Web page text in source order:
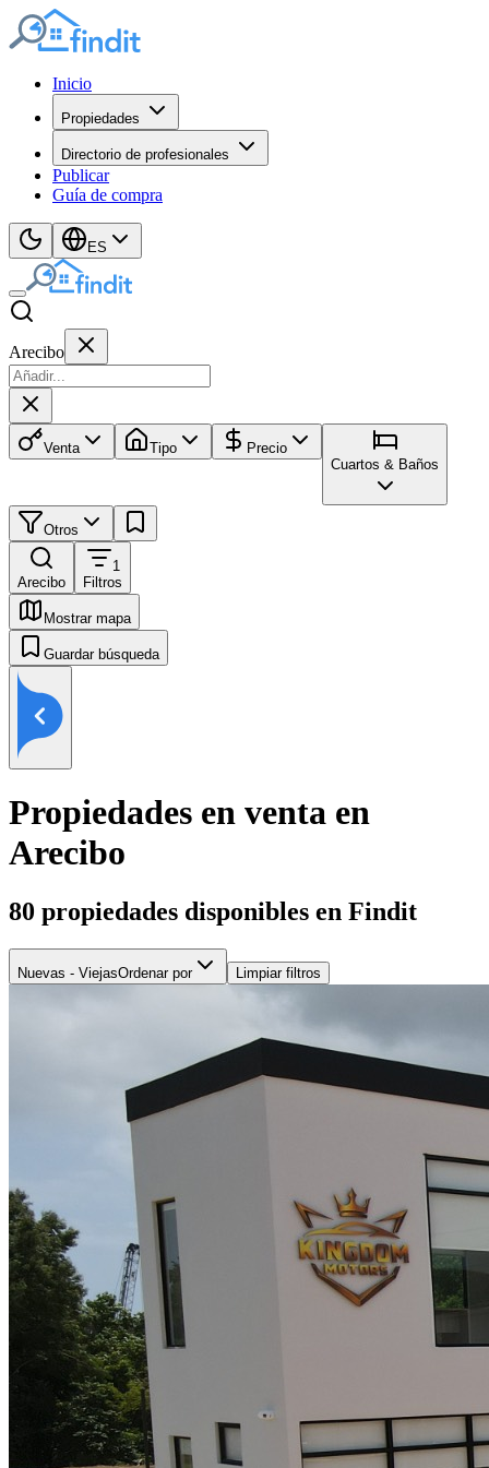
Inicio
Propiedades
Directorio de profesionales
Publicar
Guía de compra
ES
Arecibo
Venta Tipo
Precio
Cuartos & Baños
Otros
Arecibo
1
Filtros
Mostrar mapa
Guardar búsqueda
Propiedades en venta en
Arecibo
80 propiedades disponibles en Findit
Nuevas - ViejasOrdenar por Limpiar filtros